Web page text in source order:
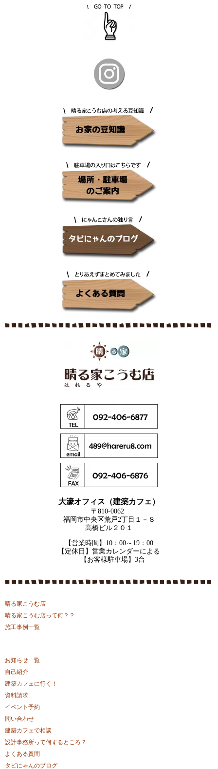
大濠オフィス（建築カフェ）
〒810-0062
福岡市中央区荒戸2丁目１－８
高橋ビル２０１
【営業時間】10：00～19：00
【定休日】営業カレンダーによる
【お客様駐車場】3台
晴る家こうむ店
晴る家こうむ店って何？？
施工事例一覧
お知らせ一覧
自己紹介
建築カフェに行く！
資料請求
イベント予約
問い合わせ
建築カフェで相談
設計事務所って何するところ？
よくある質問
タビにゃんのブログ